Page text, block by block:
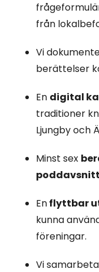
från
Vi
berättelser
En digital
traditioner
Ljungby och
Minst sex
poddavsnitt
Enflyttbar
kunna
föreningar.
Vi